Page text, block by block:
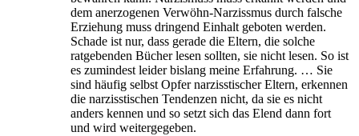
dem anerzogenen Verwöhn-Narzissmus durch falsche
Erziehung muss dringend Einhalt geboten werden.
Schade ist nur, dass gerade die Eltern, die solche
ratgebenden Bücher lesen sollten, sie nicht lesen. So ist
es zumindest leider bislang meine Erfahrung. … Sie
sind häufig selbst Opfer narzisstischer Eltern, erkennen
die narzisstischen Tendenzen nicht, da sie es nicht
anders kennen und so setzt sich das Elend dann fort
und wird weitergegeben.